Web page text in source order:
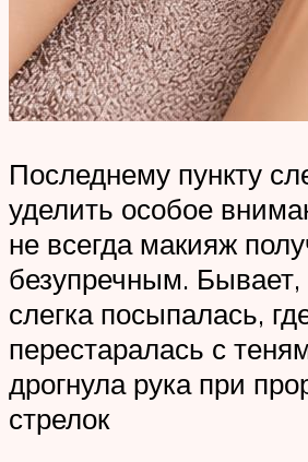
Последнему пункту
уделить особое
не всегда макияж
безупречным. Бывает,
слегка посыпалась,
перестаралась с
дрогнула рука при
стрелок